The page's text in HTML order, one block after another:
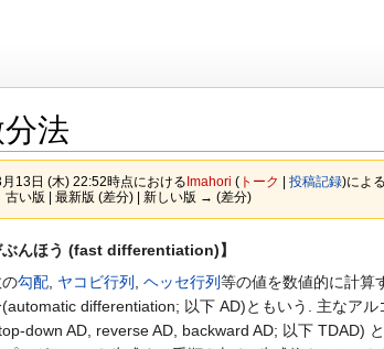
法
13日 (木) 22:52時点における Imahori (トーク 投稿記録)によ
い版 | 最新版 (差分) | 新しい版 → (差分)
ぶんほう (fast differentiation)】
勾配 ヤコビ行列 ヘッセ行列等の値を数値的に計算
differentiation; 以下 AD)ともいう. 主なア
down AD, reverse AD, backward AD; 以下 TDAD)